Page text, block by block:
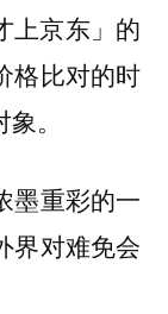
京东」的
格比对的时
。
墨重彩的一
界对难免会